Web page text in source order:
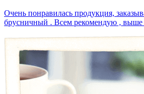
Очень понравилась продукция,
брусничный . Всем рекомендую , выше